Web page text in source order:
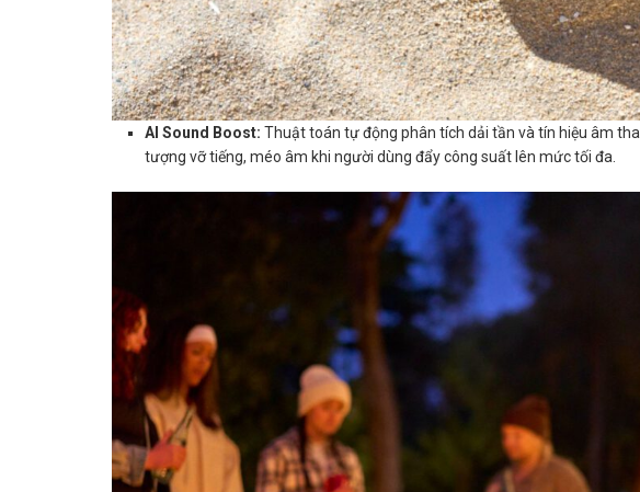
AI Sound Boost: Thuật toán tự động phân tích dải tần và tín hiệu âm
tượng vỡ tiếng, méo âm khi người dùng đẩy công suất lên mức tối đa.